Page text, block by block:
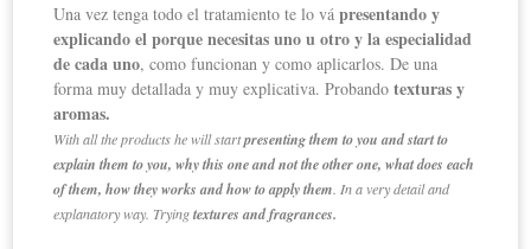
Una vez tenga todo el tratamiento te lo vápresentando y
explicando el porque necesitas uno u otro y la especialidad
de cada uno, como funcionan y como aplicarlos. De una
forma muy detallada y muy explicativa. Probandotexturas y
aromas.
With all the products he will startpresenting them to you and start to
explain them to you, why this one and not the other one, what does each
of them, how they works and how to apply them . In a very detail and
explanatory way. Tryingtextures and fragrances.